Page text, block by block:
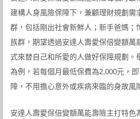
建構人身風險保障下，兼顧理財規劃需
群，包括剛出社會新鮮人；新手爸媽；
族群，期望透過安達人壽愛保倍變額萬
式來替自己和所愛的人做好保障規劃。
為例，若每個月最低保費為2,000元，
障，不用擔心意外或疾病來臨的身故風
安達人壽愛保倍變額萬能壽險主打特色